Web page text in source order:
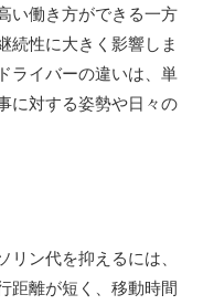
い働き方ができる一方
続性に大きく影響しま
ライバーの違いは、単
に対する姿勢や日々の
ン代を抑えるには、
距離が短く、移動時間